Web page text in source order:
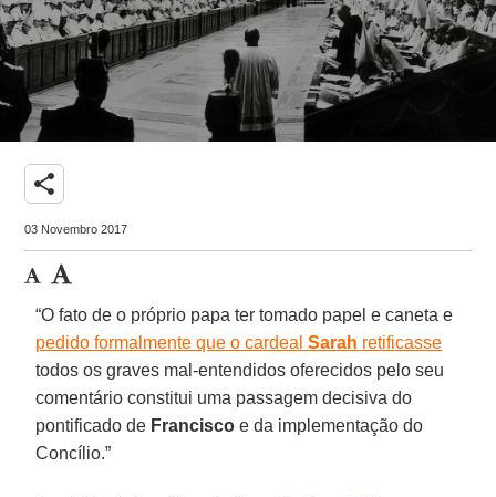
share
03 Novembro 2017
“O fato de o próprio papa ter tomado papel e caneta e
pedido formalmente que o cardealSarah retificasse
todos os graves mal-entendidos oferecidos pelo seu
comentário constitui uma passagem decisiva do
pontificado de Francisco e da implementação do
Concílio.”